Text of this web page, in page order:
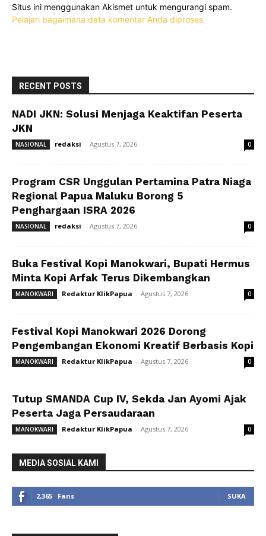
Situs ini menggunakan Akismet untuk mengurangi spam.
Pelajari bagaimana data komentar Anda diproses
RECENT POSTS
NADI JKN: Solusi Menjaga Keaktifan Peserta
JKN
NASIONAL redaksi - Agustus 7, 2026 0
Program CSR Unggulan Pertamina Patra Niaga
Regional Papua Maluku Borong 5
Penghargaan ISRA 2026
NASIONAL redaksi - Agustus 7, 2026 0
Buka Festival Kopi Manokwari, Bupati Hermus
Minta Kopi Arfak Terus Dikembangkan
MANOKWARI Redaktur KlikPapua - Agustus 7, 2026 0
Festival Kopi Manokwari 2026 Dorong
Pengembangan Ekonomi Kreatif Berbasis Kopi
MANOKWARI Redaktur KlikPapua - Agustus 7, 2026 0
Tutup SMANDA Cup IV, Sekda Jan Ayomi Ajak
Peserta Jaga Persaudaraan
MANOKWARI Redaktur KlikPapua - Agustus 7, 2026 0
MEDIA SOSIAL KAMI
2,365 Fans SUKA